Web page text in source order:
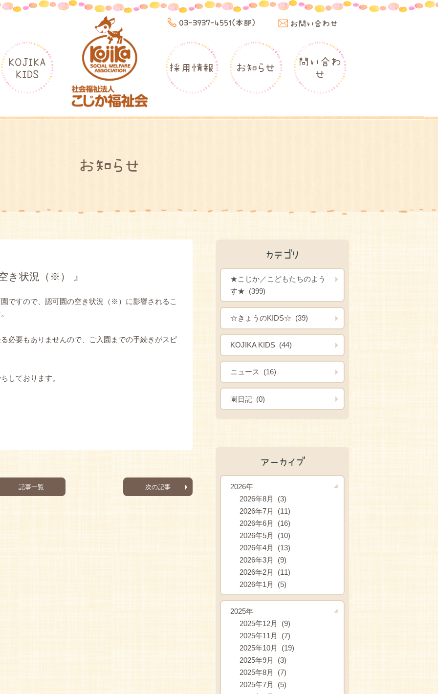
03-3937-4551(本部) お問い合わせ
KOJIKA
KIDS
採用情報 お知らせ
問い合わ
せ
お知らせ
き状況（※） 』
ですので、認可園の空き状況（※）に影響されるこ
必要もありませんので、ご入園までの手続きがスピ
しております。
記事一覧 次の記事
カテゴリ
★こじか／こどもたちのよう
す★ (399)
☆きょうのKIDS☆ (39)
KOJIKA KIDS (44)
ニュース (16)
園日記 (0)
アーカイブ
2026年
2026年8月 (3)
2026年7月 (11)
2026年6月 (16)
2026年5月 (10)
2026年4月 (13)
2026年3月 (9)
2026年2月 (11)
2026年1月 (5)
2025年
2025年12月 (9)
2025年11月 (7)
2025年10月 (19)
2025年9月 (3)
2025年8月 (7)
2025年7月 (5)